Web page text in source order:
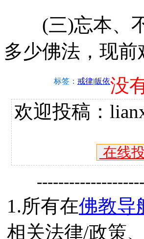
(三)忘本、不
多少佛法，现
标签： 戒律|皈依没
欢迎投稿：
在线
1.所有在佛教导
相关法律/政策